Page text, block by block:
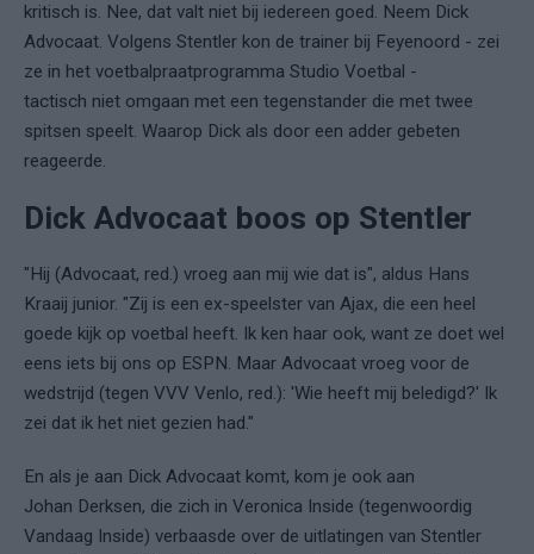
kritisch is. Nee, dat valt niet bij iedereen goed. Neem Dick
Advocaat. Volgens Stentler kon de trainer bij Feyenoord - zei
ze in het voetbalpraatprogramma Studio Voetbal -
tactisch niet omgaan met een tegenstander die met twee
spitsen speelt. Waarop Dick als door een adder gebeten
reageerde.
Dick Advocaat boos op Stentler
"Hij (Advocaat, red.) vroeg aan mij wie dat is", aldus Hans
Kraaij junior. "Zij is een ex-speelster van Ajax, die een heel
goede kijk op voetbal heeft. Ik ken haar ook, want ze doet wel
eens iets bij ons op ESPN. Maar Advocaat vroeg voor de
wedstrijd (tegen VVV Venlo, red.): 'Wie heeft mij beledigd?' Ik
zei dat ik het niet gezien had."
En als je aan Dick Advocaat komt, kom je ook aan
Johan Derksen, die zich in Veronica Inside (tegenwoordig
Vandaag Inside) verbaasde over de uitlatingen van Stentler